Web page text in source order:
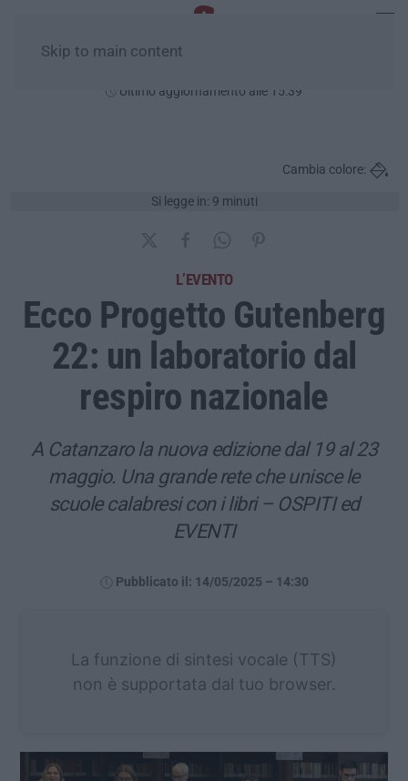
Skip to main content
Ultimo aggiornamento alle 15:39
Si legge in: 9 minuti
Cambia colore:
L’EVENTO
Ecco Progetto Gutenberg
22: un laboratorio dal
respiro nazionale
A Catanzaro la nuova edizione dal 19 al 23
maggio. Una grande rete che unisce le
scuole calabresi con i libri – OSPITI ed
EVENTI
Pubblicato il: 14/05/2025 – 14:30
La funzione di sintesi vocale (TTS)
non è supportata dal tuo browser.